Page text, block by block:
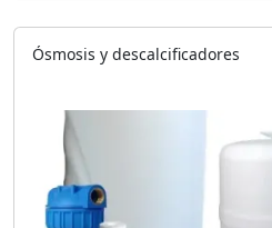
Ósmosis y descalcificadores